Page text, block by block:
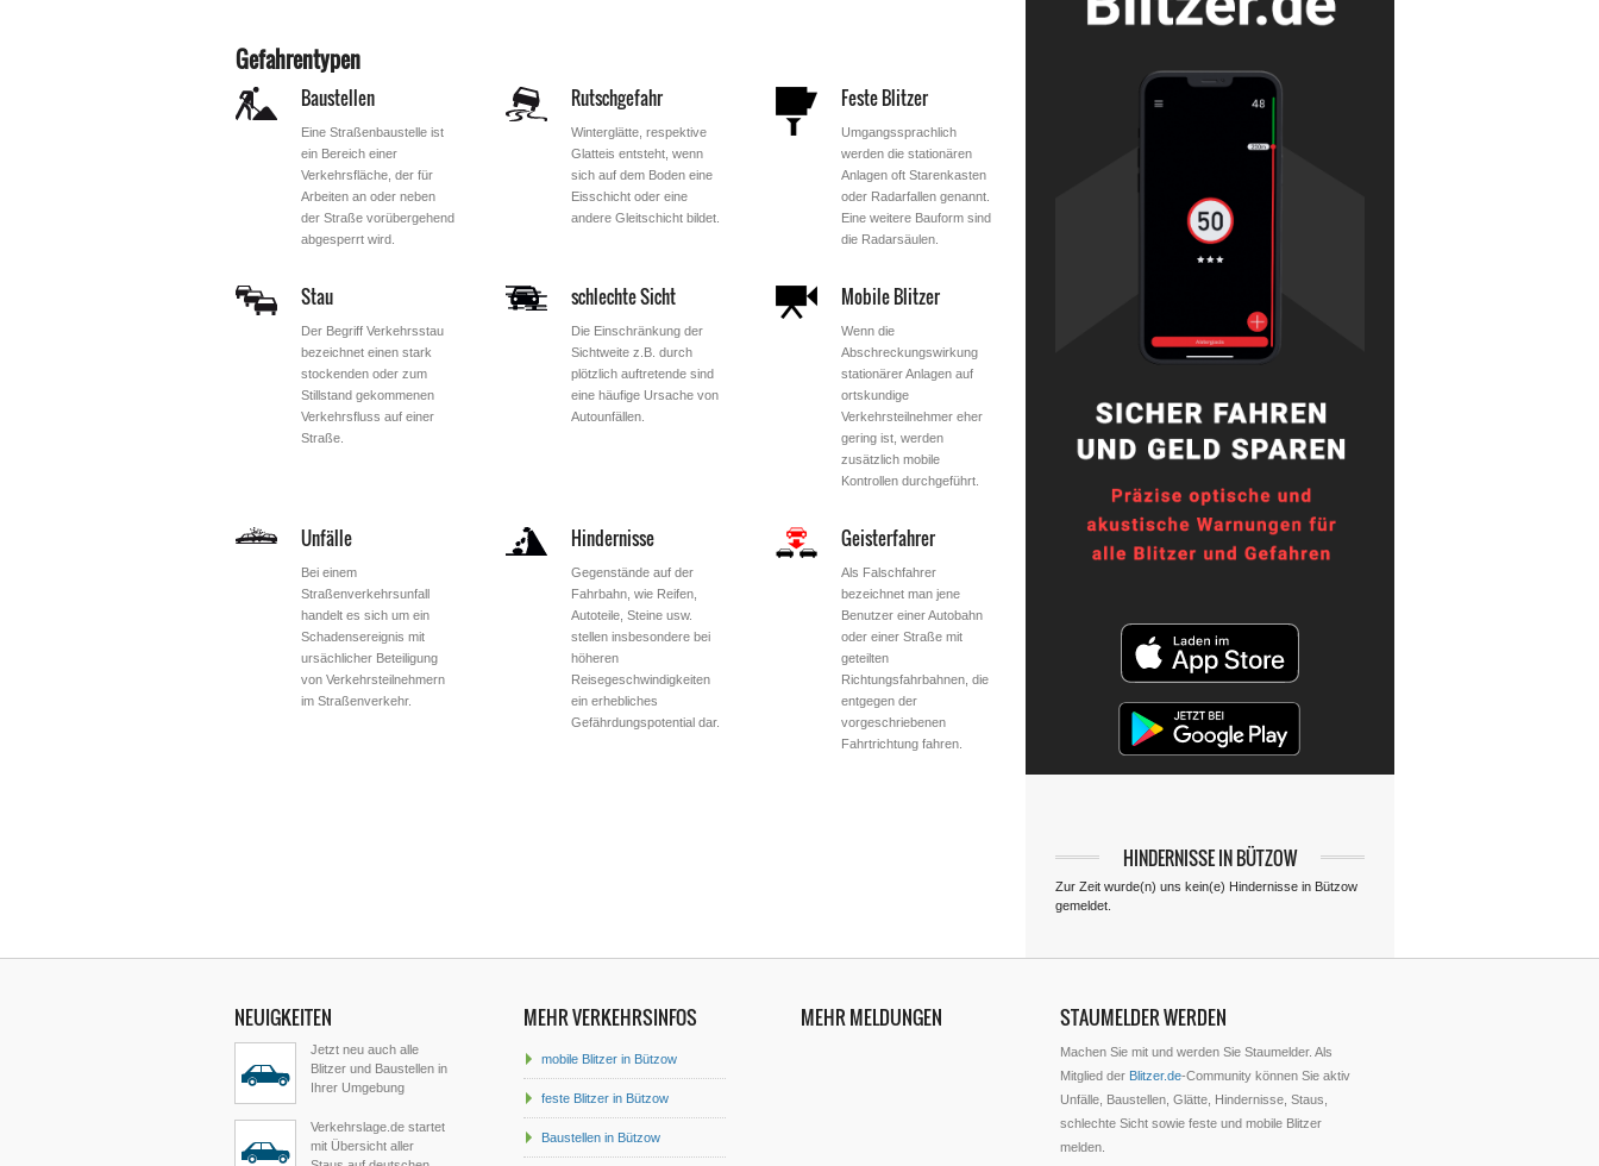
Gefahrentypen
Baustellen
Eine Straßenbaustelle ist
ein Bereich einer
Verkehrsfläche, der für
Arbeiten an oder neben
der Straße vorübergehend
abgesperrt wird.
Rutschgefahr
Winterglätte, respektive
Glatteis entsteht, wenn
sich auf dem Boden eine
Eisschicht oder eine
andere Gleitschicht bildet.
Feste Blitzer
Umgangssprachlich
werden die stationären
Anlagen oft Starenkasten
oder Radarfallen genannt.
Eine weitere Bauform sind
die Radarsäulen.
Stau
Der Begriff Verkehrsstau
bezeichnet einen stark
stockenden oder zum
Stillstand gekommenen
Verkehrsfluss auf einer
Straße.
schlechte Sicht
Die Einschränkung der
Sichtweite z.B. durch
plötzlich auftretende sind
eine häufige Ursache von
Autounfällen.
Mobile Blitzer
Wenn die
Abschreckungswirkung
stationärer Anlagen auf
ortskundige
Verkehrsteilnehmer eher
gering ist, werden
zusätzlich mobile
Kontrollen durchgeführt.
Unfälle
Bei einem
Straßenverkehrsunfall
handelt es sich um ein
Schadensereignis mit
ursächlicher Beteiligung
von Verkehrsteilnehmern
im Straßenverkehr.
Hindernisse
Gegenstände auf der
Fahrbahn, wie Reifen,
Autoteile, Steine usw.
stellen insbesondere bei
höheren
Reisegeschwindigkeiten
ein erhebliches
Gefährdungspotential dar.
Geisterfahrer
Als Falschfahrer
bezeichnet man jene
Benutzer einer Autobahn
oder einer Straße mit
geteilten
Richtungsfahrbahnen, die
entgegen der
vorgeschriebenen
Fahrtrichtung fahren.
HINDERNISSE IN BÜTZOW
Zur Zeit wurde(n) uns kein(e) Hindernisse in Bützow
gemeldet.
NEUIGKEITEN
Jetzt neu auch alle
Blitzer und Baustellen in
Ihrer Umgebung
Verkehrslage.de startet
mit Übersicht aller
MEHR VERKEHRSINFOS
mobile Blitzer in Bützow
feste Blitzer in Bützow
Baustellen in Bützow
MEHR MELDUNGEN STAUMELDER WERDEN
Machen Sie mit und werden Sie Staumelder. Als
Mitglied der Blitzer.de-Community können Sie aktiv
Unfälle, Baustellen, Glätte, Hindernisse, Staus,
schlechte Sicht sowie feste und mobile Blitzer
melden.